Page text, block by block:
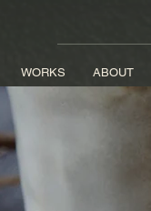
WORKS ABOUT